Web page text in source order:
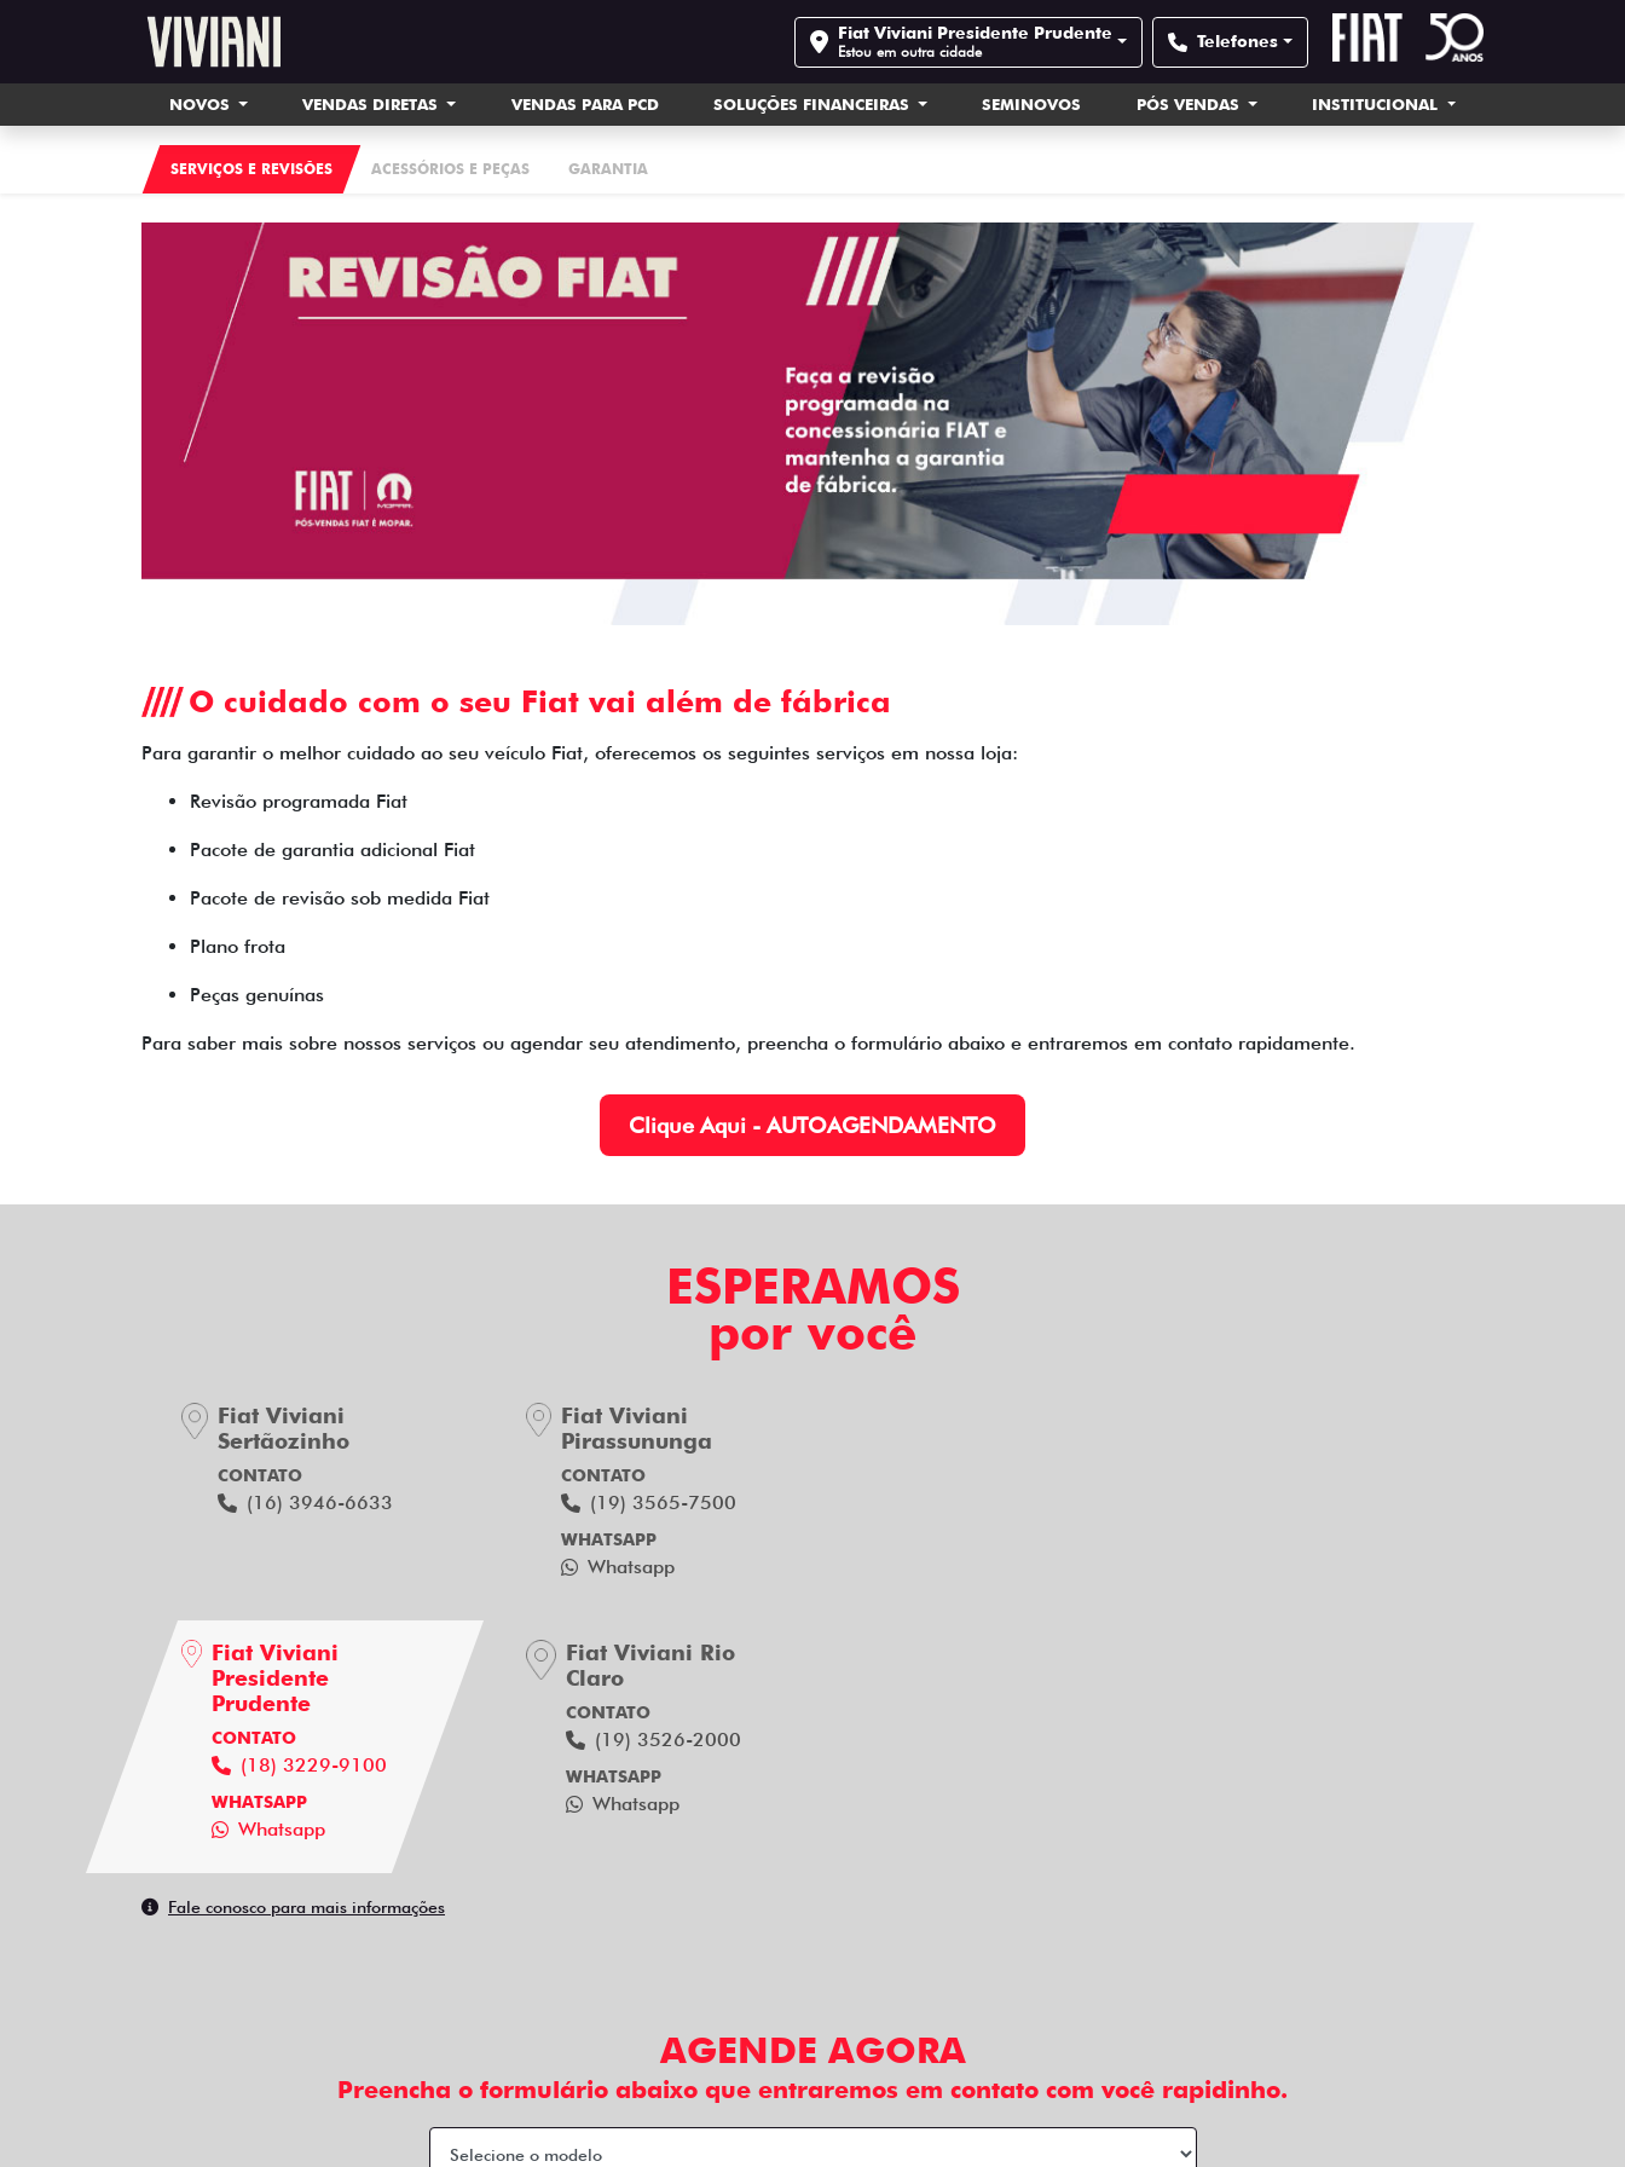
Fiat Viviani Presidente Prudente
Estou em outra cidade Telefones
NOVOS VENDAS DIRETAS VENDAS PARA PCD SOLUÇÕES FINANCEIRAS SEMINOVOS PÓS VENDAS INSTITUCIONAL
SERVIÇOS E REVISÕES ACESSÓRIOS E PEÇAS GARANTIA
O cuidado com o seu Fiat vai além de fábrica
Para garantir o melhor cuidado ao seu veículo Fiat, oferecemos os seguintes serviços em nossa loja:
Revisão programada Fiat
Pacote de garantia adicional Fiat
Pacote de revisão sob medida Fiat
Plano frota
Peças genuínas
Para saber mais sobre nossos serviços ou agendar seu atendimento, preencha o formulário abaixo e entraremos em contato rapidamente.
Clique Aqui - AUTOAGENDAMENTO
ESPERAMOS
por você
Fiat Viviani
Sertãozinho
CONTATO
(16) 3946-6633
Fiat Viviani
Pirassununga
CONTATO
(19) 3565-7500
WHATSAPP
Whatsapp
Fiat Viviani
Presidente
Prudente
CONTATO
(18) 3229-9100
WHATSAPP
Whatsapp
Fiat Viviani Rio
Claro
CONTATO
(19) 3526-2000
WHATSAPP
Whatsapp
Fale conosco para mais informações
AGENDE AGORA
Preencha o formulário abaixo que entraremos em contato com você rapidinho.